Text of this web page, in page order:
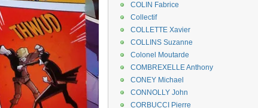
COLIN Fabrice
Collectif
COLLETTE Xavier
COLLINS Suzanne
Colonel Moutarde
COMBREXELLE Anthony
CONEY Michael
CONNOLLY John
CORBUCCI Pierre